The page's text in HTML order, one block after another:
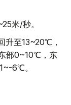
米/秒。
升至13~20℃，
部0~10℃，东
6℃。